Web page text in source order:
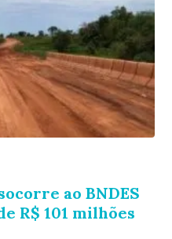
ao BNDES
R$ 101 milhões